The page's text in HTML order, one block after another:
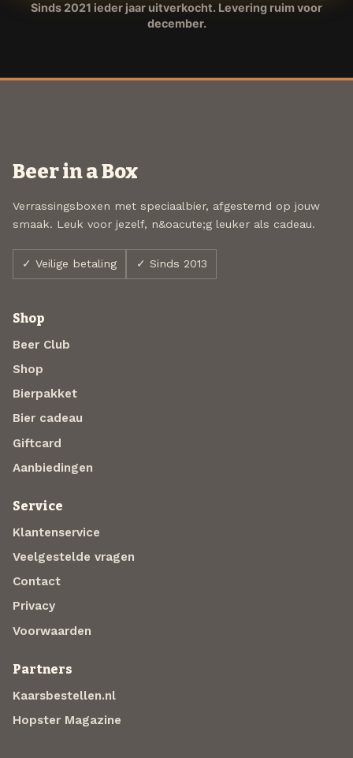
Sinds 2021 ieder jaar uitverkocht. Levering ruim voor
december.
Beer in a Box
Verrassingsboxen met speciaalbier, afgestemd op jouw
smaak. Leuk voor jezelf, n&oacute;g leuker als cadeau.
✓ Veilige betaling ✓ Sinds 2013
Shop
Beer Club
Shop
Bierpakket
Bier cadeau
Giftcard
Aanbiedingen
Service
Klantenservice
Veelgestelde vragen
Contact
Privacy
Voorwaarden
Partners
Kaarsbestellen.nl
Hopster Magazine